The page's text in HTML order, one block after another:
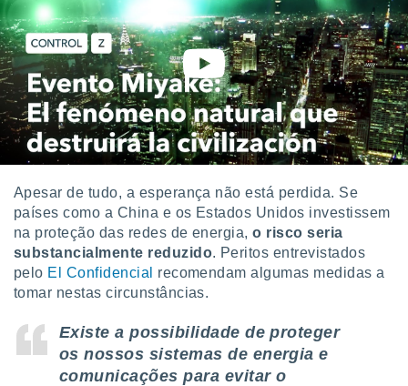
Apesar de tudo, a esperança não está perdida. Se
países como a China e os Estados Unidos investissem
na proteção das redes de energia,o risco seria
substancialmente reduzido. Peritos entrevistados
pelo El Confidencial
recomendam algumas medidas a
tomar nestas circunstâncias.
Existe a possibilidade de proteger
os nossos sistemas de energia e
comunicações para evitar o